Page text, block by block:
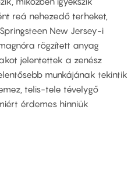
reá nehezedő terheket,
New Jersey-i
rögzített anyag
jelentettek a zenész
munkájának tekintik
telis-tele tévelygő
érdemes hinniük